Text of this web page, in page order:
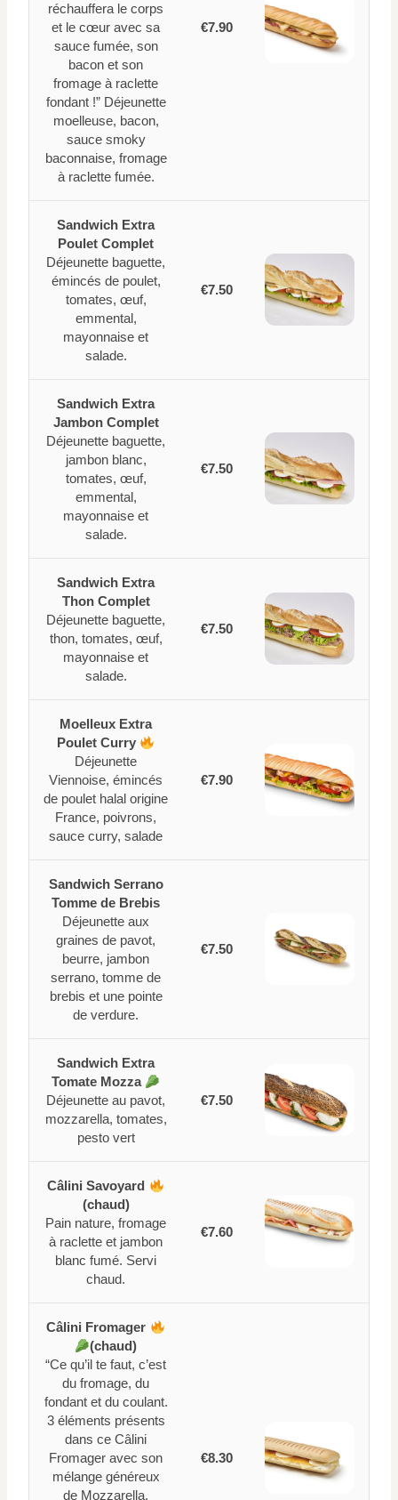
réchauffera le corps
et le cœur avec sa
sauce fumée, son
bacon et son
fromage à raclette
fondant !” Déjeunette
moelleuse, bacon,
sauce smoky
baconnaise, fromage
à raclette fumée.
€7.90
Sandwich Extra
Poulet Complet
Déjeunette baguette,
émincés de poulet,
tomates, œuf,
emmental,
mayonnaise et
salade.
€7.50
Sandwich Extra
Jambon Complet
Déjeunette baguette,
jambon blanc,
tomates, œuf,
emmental,
mayonnaise et
salade.
€7.50
Sandwich Extra
Thon Complet
Déjeunette baguette,
thon, tomates, œuf,
mayonnaise et
salade.
€7.50
Moelleux Extra
Poulet Curry
Déjeunette
Viennoise, émincés
de poulet halal origine
France, poivrons,
sauce curry, salade
€7.90
Sandwich Serrano
Tomme de Brebis
Déjeunette aux
graines de pavot,
beurre, jambon
serrano, tomme de
brebis et une pointe
de verdure.
€7.50
Sandwich Extra
Tomate Mozza
Déjeunette au pavot,
mozzarella, tomates,
pesto vert
€7.50
Câlini Savoyard
(chaud)
Pain nature, fromage
à raclette et jambon
blanc fumé. Servi
chaud.
€7.60
Câlini Fromager
(chaud)
“Ce qu’il te faut, c’est
du fromage, du
fondant et du coulant.
3 éléments présents
dans ce Câlini
Fromager avec son
mélange généreux
de Mozzarella,
€8.30